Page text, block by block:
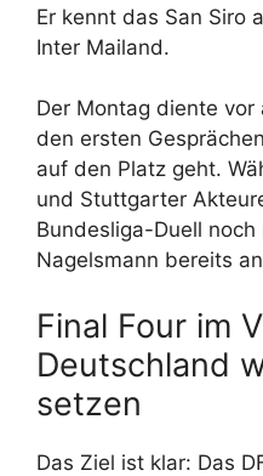
Er kennt das San Siro
Inter Mailand.
Der Montag diente vor
den ersten
auf den Platz geht.
und Stuttgarter
Bundesliga-Duell
Nagelsmann bereits
Final Four im
Deutschland
setzen
Das Ziel ist klar: Das